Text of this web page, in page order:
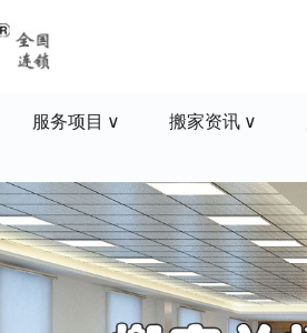
服务项目 搬家资讯